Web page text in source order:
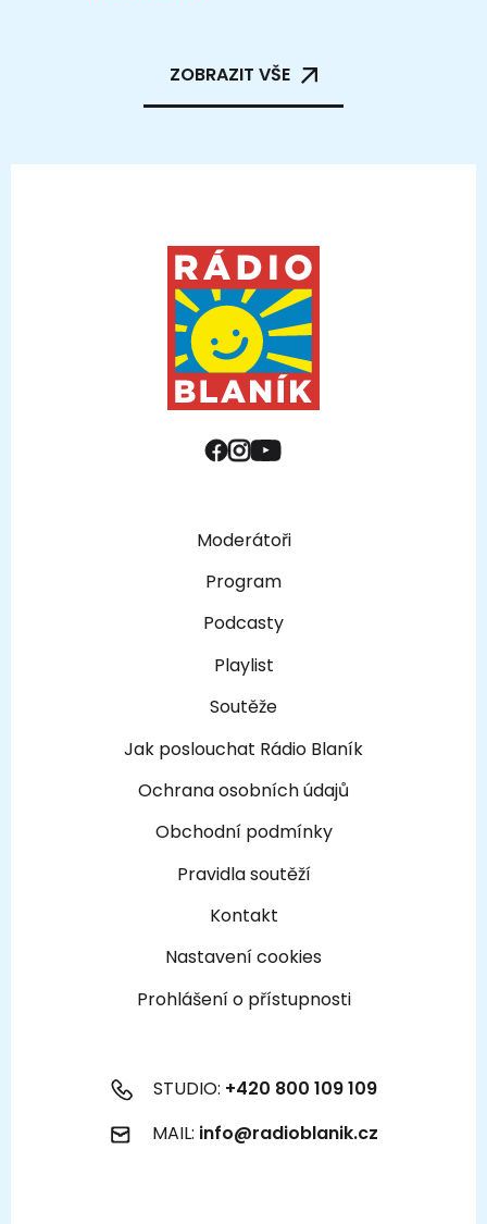
ZOBRAZIT VŠE
Moderátoři
Program
Podcasty
Playlist
Soutěže
Jak poslouchat Rádio Blaník
Ochrana osobních údajů
Obchodní podmínky
Pravidla soutěží
Kontakt
Nastavení cookies
Prohlášení o přístupnosti
STUDIO: +420 800 109 109
MAIL: info@radioblanik.cz